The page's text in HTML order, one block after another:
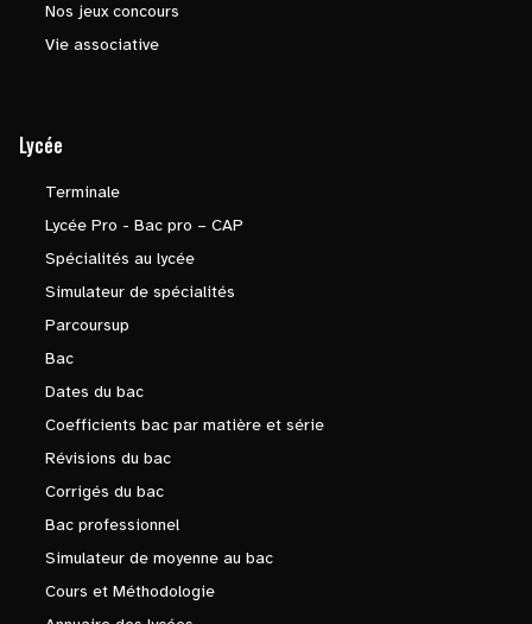
Nos jeux concours
Vie associative
Lycée
Terminale
Lycée Pro - Bac pro – CAP
Spécialités au lycée
Simulateur de spécialités
Parcoursup
Bac
Dates du bac
Coefficients bac par matière et série
Révisions du bac
Corrigés du bac
Bac professionnel
Simulateur de moyenne au bac
Cours et Méthodologie